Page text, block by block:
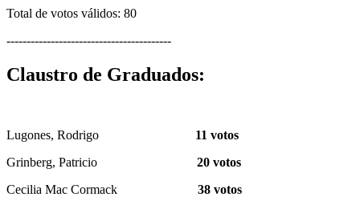
Total de votos válidos: 80
-----------------------------------------
Claustro de Graduados:
Lugones, Rodrigo
11 votos
Grinberg, Patricio
20 votos
Cecilia Mac Cormack 38 votos